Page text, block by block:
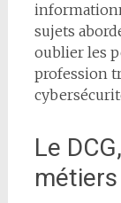
sujets
oublier les
profession
Le